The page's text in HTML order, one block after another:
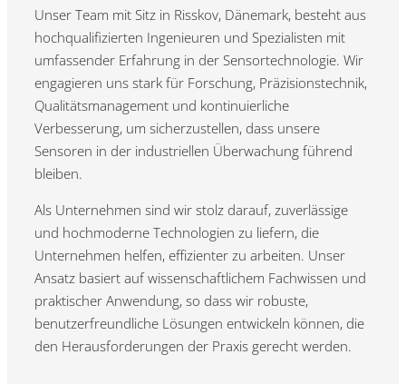
Unser Team mit Sitz in Risskov, Dänemark, besteht aus
hochqualifizierten Ingenieuren und Spezialisten mit
umfassender Erfahrung in der Sensortechnologie. Wir
engagieren uns stark für Forschung, Präzisionstechnik,
Qualitätsmanagement und kontinuierliche
Verbesserung, um sicherzustellen, dass unsere
Sensoren in der industriellen Überwachung führend
bleiben.
Als Unternehmen sind wir stolz darauf, zuverlässige
und hochmoderne Technologien zu liefern, die
Unternehmen helfen, effizienter zu arbeiten. Unser
Ansatz basiert auf wissenschaftlichem Fachwissen und
praktischer Anwendung, so dass wir robuste,
benutzerfreundliche Lösungen entwickeln können, die
den Herausforderungen der Praxis gerecht werden.